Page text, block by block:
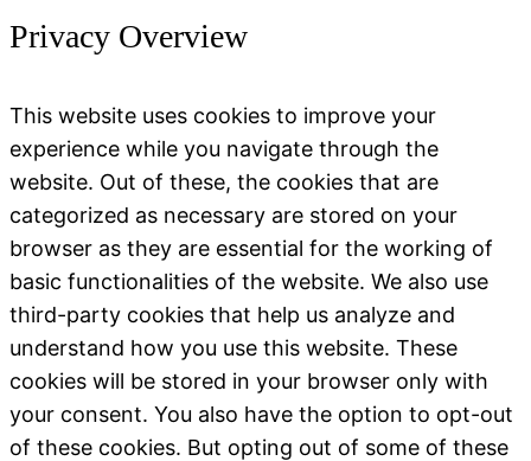
Privacy Overview
This website uses cookies to improve your
experience while you navigate through the
website. Out of these, the cookies that are
categorized as necessary are stored on your
browser as they are essential for the working of
basic functionalities of the website. We also use
third-party cookies that help us analyze and
understand how you use this website. These
cookies will be stored in your browser only with
your consent. You also have the option to opt-out
of these cookies. But opting out of some of these